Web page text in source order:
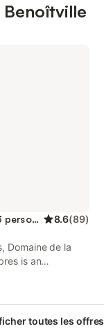
Maison d’hôte pour 3 personnes 8.6(89)
Domaine de la
is an
in Benoîtville, 21
guest house
a 24-hour
toutes les offres